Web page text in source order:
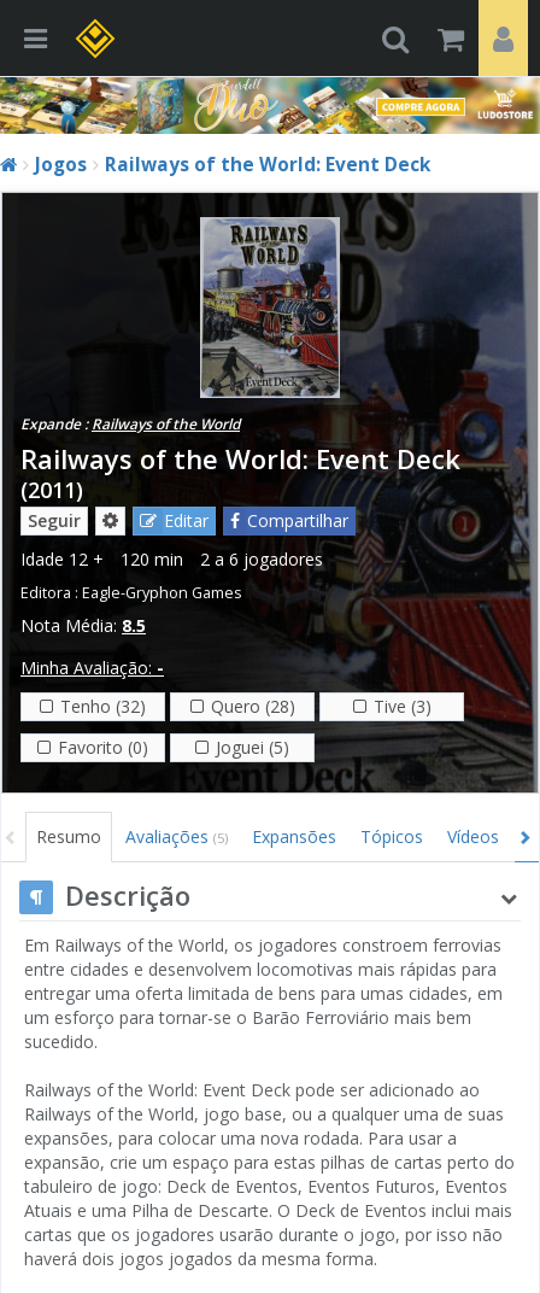
Jogos Railways of the World: Event Deck
Expande :Railways of the World
Railways of the World: Event Deck
(2011)
Seguir Editar
Compartilhar
Idade 12 + 120 min 2 a 6 jogadores
Editora : Eagle-Gryphon Games
Nota Média: 8.5
Minha Avaliação: -
Tenho (32)
Quero (28)
Tive (3)
Favorito (0)
Joguei (5)
Resumo Avaliações (5) Expansões Tópicos Vídeos
Descrição
Em Railways of the World, os jogadores constroem ferrovias
entre cidades e desenvolvem locomotivas mais rápidas para
entregar uma oferta limitada de bens para umas cidades, em
um esforço para tornar-se o Barão Ferroviário mais bem
sucedido.
Railways of the World: Event Deck pode ser adicionado ao
Railways of the World, jogo base, ou a qualquer uma de suas
expansões, para colocar uma nova rodada. Para usar a
expansão, crie um espaço para estas pilhas de cartas perto do
tabuleiro de jogo: Deck de Eventos, Eventos Futuros, Eventos
Atuais e uma Pilha de Descarte. O Deck de Eventos inclui mais
cartas que os jogadores usarão durante o jogo, por isso não
haverá dois jogos jogados da mesma forma.